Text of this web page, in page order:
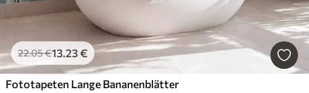
22.05€13.23€
Fototapeten Lange Bananenblätter